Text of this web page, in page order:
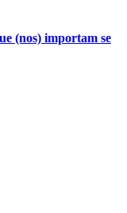
(nos) importam se